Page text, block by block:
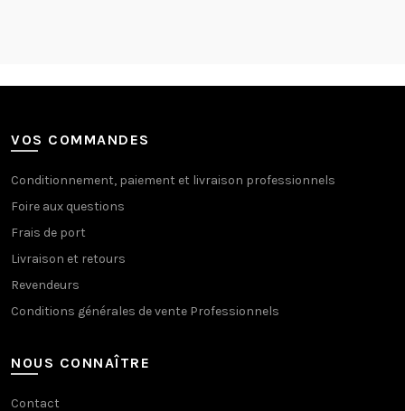
VOS COMMANDES
Conditionnement, paiement et livraison professionnels
Foire aux questions
Frais de port
Livraison et retours
Revendeurs
Conditions générales de vente Professionnels
NOUS CONNAÎTRE
Contact